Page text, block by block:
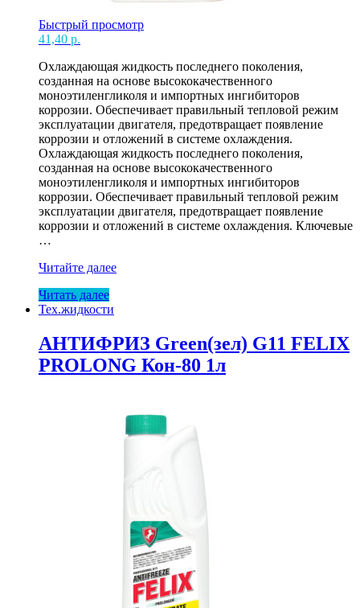
Быстрый просмотр
41,40 р.
Охлаждающая жидкость последнего поколения,
созданная на основе высококачественного
моноэтиленгликоля и импортных ингибиторов
коррозии. Обеспечивает правильный тепловой режим
эксплуатации двигателя, предотвращает появление
коррозии и отложений в системе охлаждения.
Охлаждающая жидкость последнего поколения,
созданная на основе высококачественного
моноэтиленгликоля и импортных ингибиторов
коррозии. Обеспечивает правильный тепловой режим
эксплуатации двигателя, предотвращает появление
коррозии и отложений в системе охлаждения. Ключевые
…
АНТИФРИЗ
G11
SINTEC
1кг
Читайте далее
Читать далее
Тех.жидкости
АНТИФРИЗ Green(зел) G11 FELIX
PROLONG Кон-80 1л